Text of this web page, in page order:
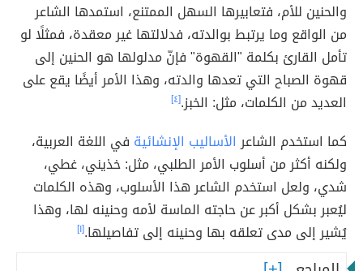
والحنين للأم، فتعابيرها السهل الممتنع، استمدها الشاعر
من الواقع وما يرتبط بوالدته، فدلالتها غير معقدة، فمثلًا لو
تأمل القارئ بكلمة "القهوة" فإنّ مدلولها هو الحنين إلى
قهوة الصباح التي تعدها والدته، وهذا الأمر أيضًا يقع على
العديد من الكلمات، مثل: الخبز.[٤]
كما استخدم الشاعرالأساليب الإنشائية في اللغة العربية،
ولكنه أكثر من أسلوب الأمر الطلبي، مثل: خذيني، غطي،
شدي، ولعل استخدم الشاعر هذا الأسلوب، وهذه الكلمات
ليُعبر بشكل أكبر عن حاجته الماسة لأمه وحنينه لها، وهذا
يُشير إلى مدى تعلقه بها وحنينه إلى تفاصيلها.[١]